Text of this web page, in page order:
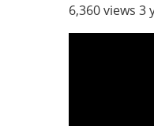
6,360 views 3